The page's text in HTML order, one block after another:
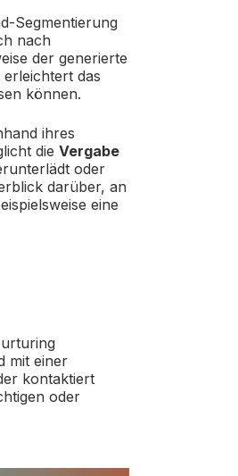
Segmentierung
nach
der generierte
das
können.
ihres
die Vergabe
oder
darüber, an
eine
mit einer
kontaktiert
oder